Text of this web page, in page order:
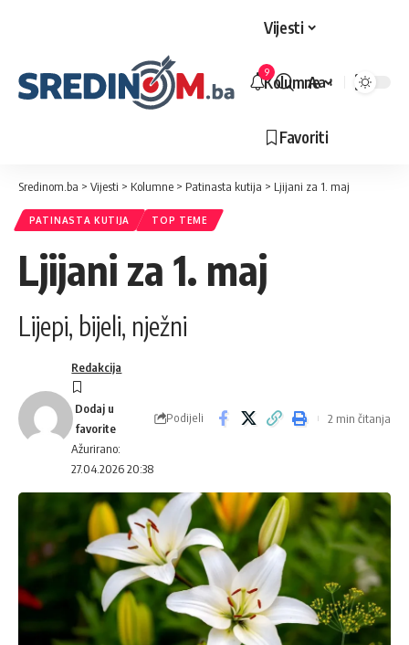
Vijesti
Kolumne
Favoriti
9
Veličina
Aa
Sredinom.ba > Vijesti > Kolumne > Patinasta kutija > Ljijani za 1. maj
PATINASTA KUTIJA TOP TEME
Ljijani za 1. maj
Lijepi, bijeli, nježni
Ažurirano:
27.04.2026 20:38
Redakcija
Podijeli 2 min čitanja